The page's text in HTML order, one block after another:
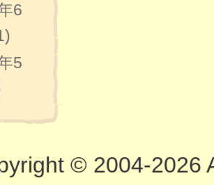
6
5
© 2004-2026